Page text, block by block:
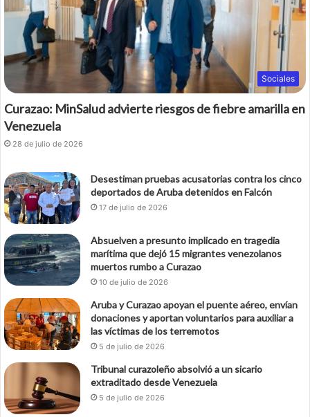
Sociales
Curazao: MinSalud advierte riesgos de fiebre amarilla en
Venezuela
28 de julio de 2026
Desestiman pruebas acusatorias contra los cinco
deportados de Aruba detenidos en Falcón
17 de julio de 2026
Absuelven a presunto implicado en tragedia
marítima que dejó 15 migrantes venezolanos
muertos rumbo a Curazao
10 de julio de 2026
Aruba y Curazao apoyan el puente aéreo, envían
donaciones y aportan voluntarios para auxiliar a
las víctimas de los terremotos
5 de julio de 2026
Tribunal curazoleño absolvió a un sicario
extraditado desde Venezuela
5 de julio de 2026